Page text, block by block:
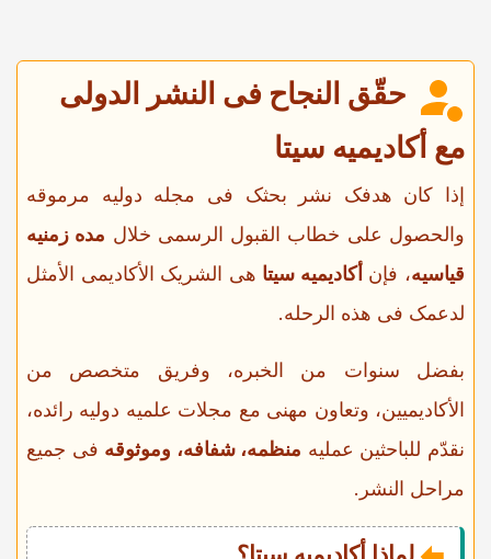
حقّق النجاح فی النشر الدولی
مع أکادیمیه سیتا
إذا کان هدفک نشر بحثک فی مجله دولیه مرموقه
والحصول على خطاب القبول الرسمی خلال مده زمنیه
قیاسیه، فإن أکادیمیه سیتا هی الشریک الأکادیمی الأمثل
لدعمک فی هذه الرحله.
بفضل سنوات من الخبره، وفریق متخصص من
الأکادیمیین، وتعاون مهنی مع مجلات علمیه دولیه رائده،
نقدّم للباحثین عملیه منظمه، شفافه، وموثوقه فی جمیع
مراحل النشر.